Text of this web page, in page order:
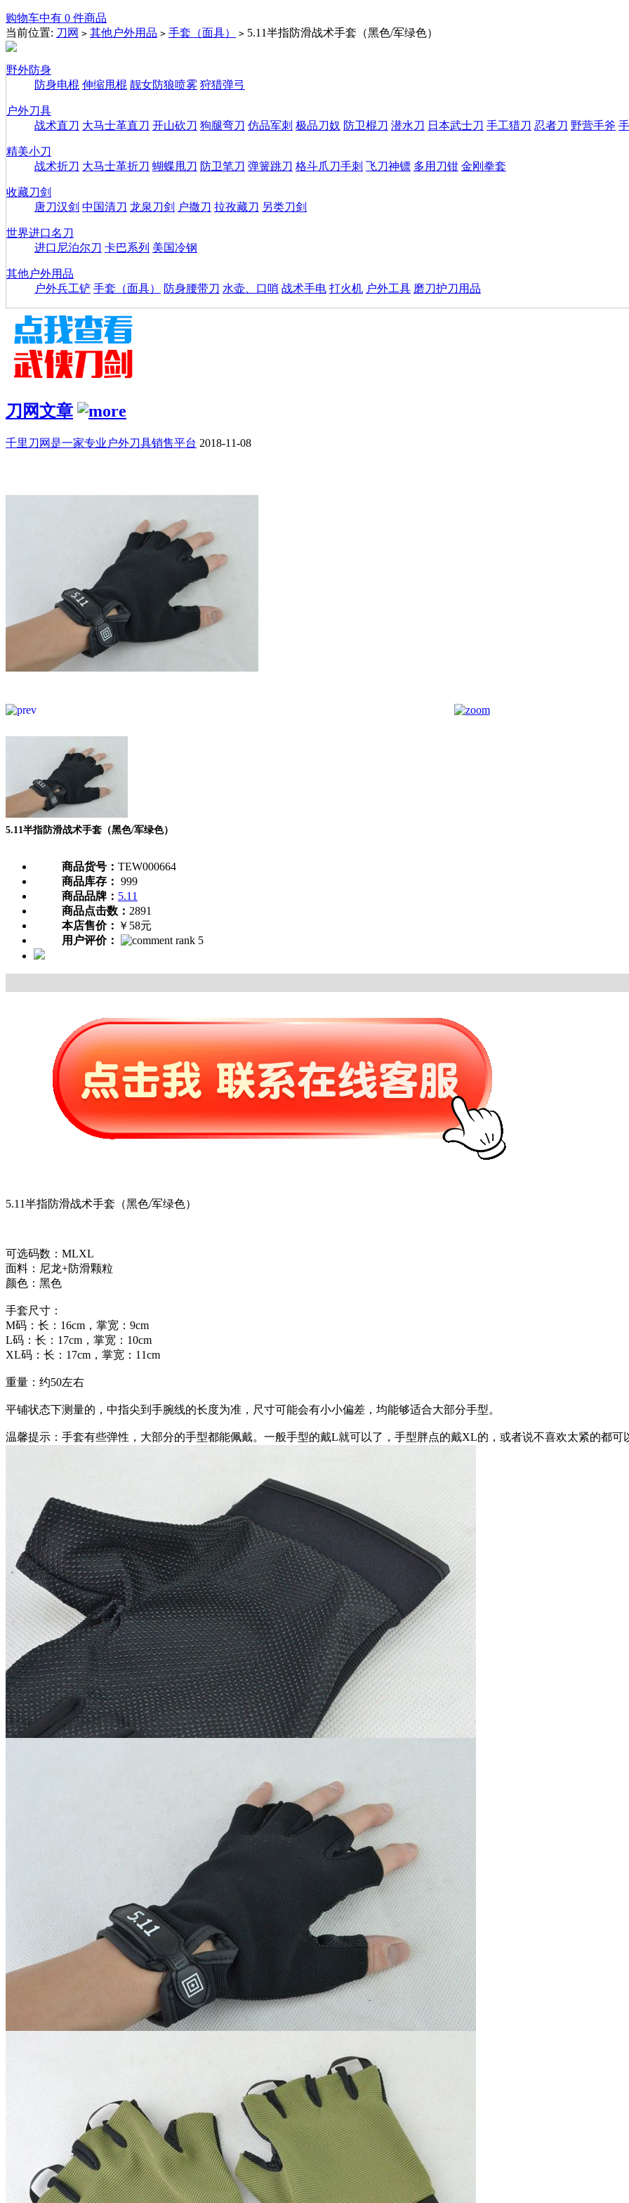
购物车中有 0 件商品
当前位置: 刀网 > 其他户外用品 > 手套（面具） > 5.11半指防滑战术手套（黑色/军绿色）
野外防身
防身电棍 伸缩甩棍 靓女防狼喷雾 狩猎弹弓
户外刀具
战术直刀 大马士革直刀 开山砍刀 狗腿弯刀 仿品军刺 极品刀奴 防卫棍刀 潜水刀 日本武士刀 手工猎刀 忍者刀 野营手斧
精美小刀
战术折刀 大马士革折刀 蝴蝶甩刀 防卫笔刀 弹簧跳刀 格斗爪刀手刺 飞刀神镖 多用刀钳 金刚拳套
收藏刀剑
唐刀汉剑 中国清刀 龙泉刀剑 户撒刀 拉孜藏刀 另类刀剑
世界进口名刀
进口尼泊尔刀 卡巴系列 美国冷钢
其他户外用品
户外兵工铲 手套（面具） 防身腰带刀 水壶、口哨 战术手电 打火机 户外工具 磨刀护刀用品
刀网文章
千里刀网是一家专业户外刀具销售平台 2018-11-08
5.11半指防滑战术手套（黑色/军绿色）
商品货号： TEW000664
商品库存： 999
商品品牌： 5.11
商品点击数： 2891
本店售价： ￥58元
用户评价：
5.11半指防滑战术手套（黑色/军绿色）
可选码数：MLXL
面料：尼龙+防滑颗粒
颜色：黑色
手套尺寸：
M码：长：16cm，掌宽：9cm
L码：长：17cm，掌宽：10cm
XL码：长：17cm，掌宽：11cm
重量：约50左右
平铺状态下测量的，中指尖到手腕线的长度为准，尺寸可能会有小小偏差，均能够适合大部分手型。
温馨提示：手套有些弹性，大部分的手型都能佩戴。一般手型的戴L就可以了，手型胖点的戴XL的，或者说不喜欢太紧的都可